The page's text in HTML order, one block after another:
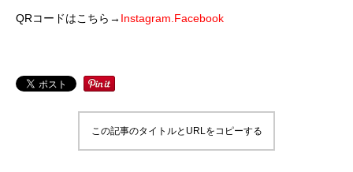
QRコードはこちら→ Instagram.Facebook
この記事のタイトルとURLをコピーする